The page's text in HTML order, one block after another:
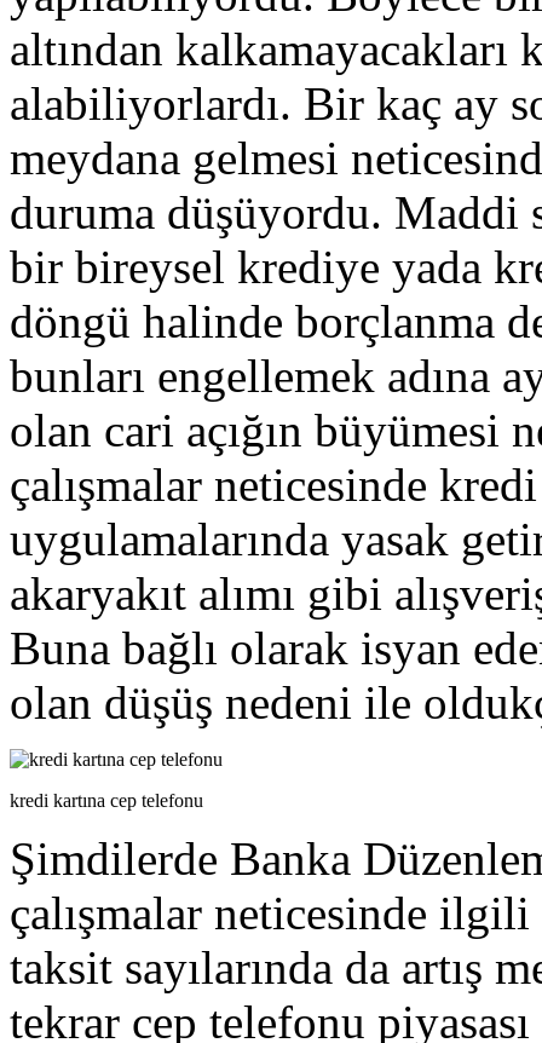
altından kalkamayacakları
alabiliyorlardı. Bir kaç ay
meydana gelmesi
duruma düşüyordu. Maddi
bir bireysel krediye yada
döngü halinde borçlanma
bunları engellemek adına
olan cari açığın büyümesi
çalışmalar neticesinde
uygulamalarında yasak
akaryakıt alımı gibi
Buna bağlı olarak isyan
olan düşüş nedeni ile
kredi kartına cep telefonu
Şimdilerde Banka
çalışmalar neticesinde ilgili
taksit sayılarında da artış
tekrar cep telefonu